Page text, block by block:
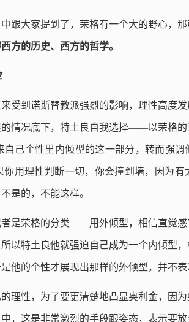
跟大家提到了，荣格有一个大的野心，
方的历史、西方的哲学。
受到诺斯替教派强烈的影响，理性高度
情况底下，特土良自我选择——以荣格
己个性里内倾型的这一部分，转而强调
用理性判断一切，你会撞到墙，因为
是的，不能这样。
是荣格的分类——用外倾型，相信直觉感
以特土良他就强迫自己成为一个内倾型
他的个性才展现出那样的外倾型，并不表
理性，为了要更清楚地凸显奥利金，因
，这是非常激烈的手段跟姿态，表示要